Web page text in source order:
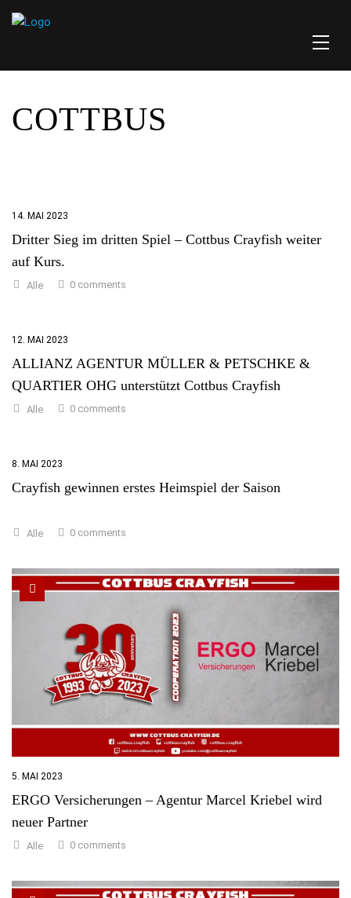
COTTBUS
14. MAI 2023
Dritter Sieg im dritten Spiel – Cottbus Crayfish weiter
auf Kurs.
Alle 0 comments
12. MAI 2023
ALLIANZ AGENTUR MÜLLER & PETSCHKE &
QUARTIER OHG unterstützt Cottbus Crayfish
Alle 0 comments
8. MAI 2023
Crayfish gewinnen erstes Heimspiel der Saison
Alle 0 comments
5. MAI 2023
ERGO Versicherungen – Agentur Marcel Kriebel wird
neuer Partner
Alle 0 comments